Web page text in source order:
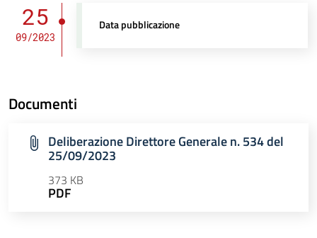
25
09/2023
Data pubblicazione
Documenti
Deliberazione Direttore Generale n. 534 del
25/09/2023
373 KB
PDF